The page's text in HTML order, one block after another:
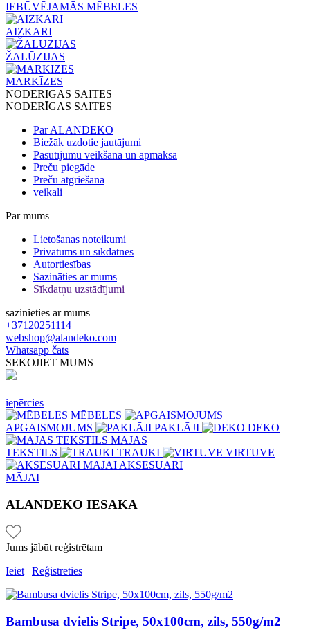
IEBŪVĒJAMĀS MĒBELES
AIZKARI
ŽALŪZIJAS
MARKĪZES
NODERĪGAS SAITES
NODERĪGAS SAITES
Par ALANDEKO
Biežāk uzdotie jautājumi
Pasūtījumu veikšana un apmaksa
Preču piegāde
Preču atgriešana
veikali
Par mums
Lietošanas noteikumi
Privātums un sīkdatnes
Autortiesības
Sazināties ar mums
Sīkdatņu uzstādījumi
sazinieties ar mums
+37120251114
webshop@alandeko.com
Whatsapp čats
SEKOJIET MUMS
iepērcies
MĒBELES
APGAISMOJUMS
PAKLĀJI
DEKO
MĀJAS
TEKSTILS
TRAUKI
VIRTUVE
AKSESUĀRI
MĀJAI
ALANDEKO IESAKA
Jums jābūt reģistrētam
Ieiet | Reģistrēties
Bambusa dvielis Stripe, 50x100cm, zils, 550g/m2